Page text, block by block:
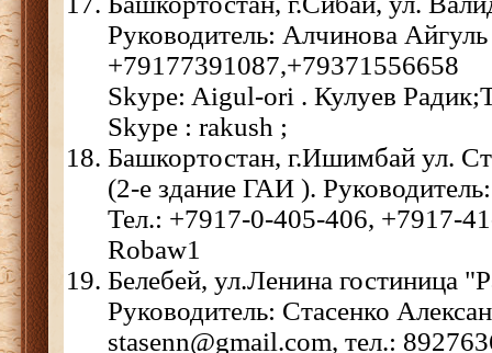
Руководитель: Алчинова
+79177391087,+79371556658
Skype: Aigul-ori . Кулуев
Skype : rakush ;
Башкортостан, г.Ишимбай ул.
(2-е здание ГАИ ).
Тел.: +7917-0-405-406, +7917-
Robaw1
Белебей, ул.Ленина гостиница
Руководитель: Стасенко
stasenn@gmail.com, тел.: